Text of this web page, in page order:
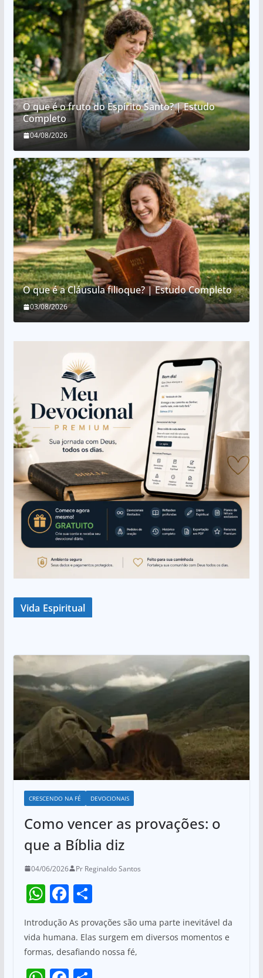
O que é o fruto do Espírito Santo? | Estudo
Completo
04/08/2026
O que é a Cláusula filioque? | Estudo Completo
03/08/2026
Vida Espiritual
CRESCENDO NA FÉ DEVOCIONAIS
Como vencer as provações: o
que a Bíblia diz
04/06/2026 Pr Reginaldo Santos
W
h
at
s
A
F
c
e
b
S
ar
e
Introdução As provações são uma parte inevitável da
vida humana. Elas surgem em diversos momentos e
formas, desafiando nossa fé,